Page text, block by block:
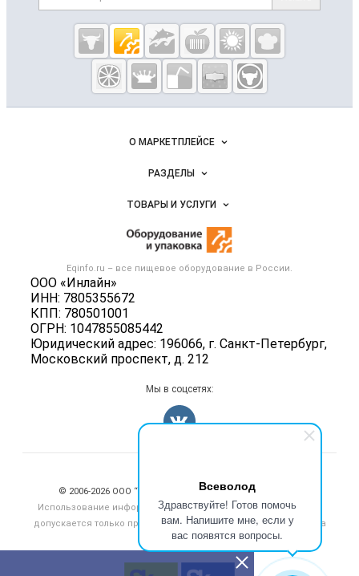
Всеволод
Здравствуйте! Готов помочь
вам. Напишите мне, если у
вас появятся вопросы.
Cсылки на полезные проекты
Eqinfo.ru —
пищевое
оборудование
и упаковка
Важные разделы и контакты
Eqinfo.ru – все пищевое оборудование в России.
ООО «Инлайн»
ИНН: 7805355672
КПП: 780501001
ОГРН: 1047855085442
Юридический адрес: 196066, г. Санкт-Петербург,
Московский проспект, д. 212
Навигация по сайтуО МАРКЕТПЛЕЙСЕ
Новости Eqinfo.ru
Размещение рекламы
Публичная оферта
Контактная информация
Политика обработки персональных данных
РАЗДЕЛЫ
Объявления
Вакансии
Блог
ТОВАРЫ И УСЛУГИ
Оборудование для пищепрома
Тара и упаковка
Б/у оборудование
Информация о компаниях
Добавить объявление
Карта объявлений
Мы в соцсетях:
© 2006‑2026 ООО “Инлайн”. 12+ Все права защищены.
Использование информации, размещенной на данном сайте,
допускается только при размещении активной гиперссылки на
eqinfo.ru